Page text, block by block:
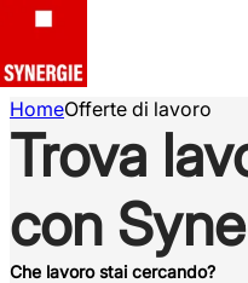
HomeOfferte di lavoro
Trova
con
Che lavoro stai cercando?